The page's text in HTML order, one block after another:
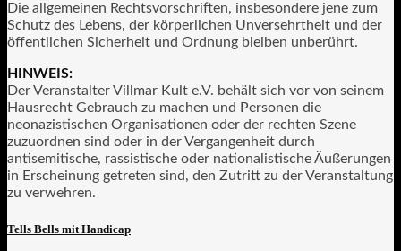
Die allgemeinen Rechtsvorschriften, insbesondere jene zum
Schutz des Lebens, der körperlichen Unversehrtheit und der
öffentlichen Sicherheit und Ordnung bleiben unberührt.
HINWEIS:
Der Veranstalter Villmar Kult e.V. behält sich vor von seinem
Hausrecht Gebrauch zu machen und Personen die
neonazistischen Organisationen oder der rechten Szene
zuzuordnen sind oder in der Vergangenheit durch
antisemitische, rassistische oder nationalistische Äußerungen
in Erscheinung getreten sind, den Zutritt zu der Veranstaltung
zu verwehren.
Tells Bells mit Handicap